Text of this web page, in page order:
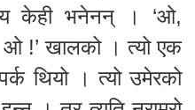
केही भनेनन् । ‘ओ,
!’ खालको । त्यो एक
थियो । त्यो उमेरको